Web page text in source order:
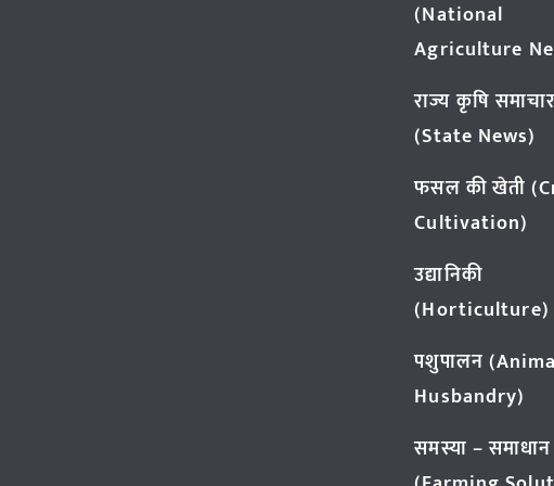
(National
Agriculture
राज्य कृषि समाचार
(State News)
फसल की खेती
Cultivation)
उद्यानिकी
(Horticulture)
पशुपालन
Husbandry)
समस्या – समाधान